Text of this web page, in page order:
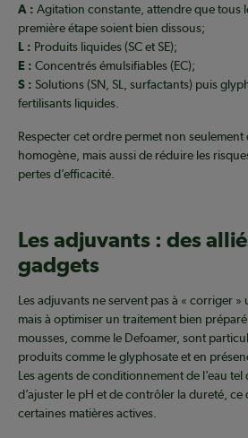
A : Agitation constante, attendre que tous
première étape soient bien dissous;
L : Produits liquides (SC et SE);
E : Concentrés émulsifiables (EC);
S : Solutions (SN, SL, surfactants) puis
fertilisants liquides.
Respecter cet ordre permet non
homogène, mais aussi de réduire les
pertes d’efficacité.
Les adjuvants : des
gadgets
Les adjuvants ne servent pas à « corriger »
mais à optimiser un traitement bien
mousses, comme le Defoamer, sont
produits comme le glyphosate et en
Les agents de conditionnement de l’eau
d’ajuster le pH et de contrôler la dureté, ce
certaines matières actives.